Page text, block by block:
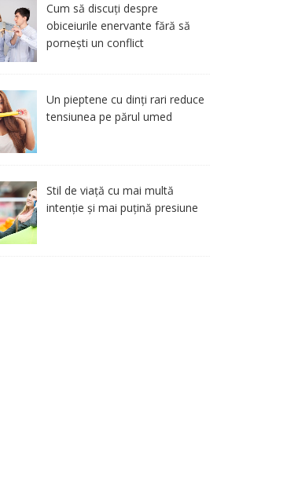
Cum să discuți despre
obiceiurile enervante fără să
pornești un conflict
Un pieptene cu dinți rari reduce
tensiunea pe părul umed
Stil de viață cu mai multă
intenție și mai puțină presiune